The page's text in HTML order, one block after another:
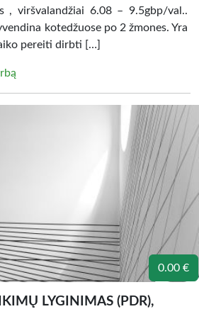
, viršvalandžiai 6.08 – 9.5gbp/val..
kotedžuose po 2 žmones. Yra
pereiti dirbti […]
0.00 €
LYGINIMAS (PDR),